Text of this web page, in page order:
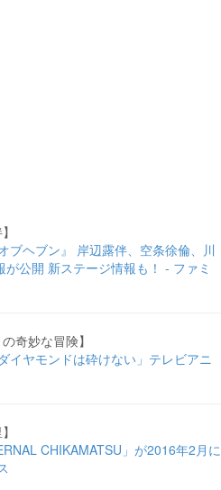
ブヘブン』 岸辺露伴、空条徐倫、川
公開 新ステージ情報も！ - ファミ
奇妙な冒険】
イヤモンドは砕けない」テレビアニ
CHIKAMATSU」が2016年2月に